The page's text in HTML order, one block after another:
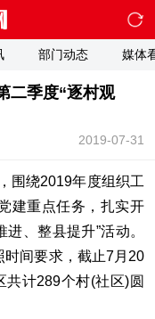
部门动态 媒体
二季度“逐村观
2019-07-31
绕2019年度组织工
建重点任务，扎实开
、整县提升”活动。
时间要求，截止7月20
共计289个村(社区)圆